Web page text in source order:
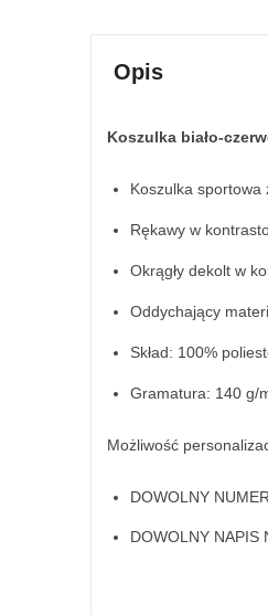
Opis
Koszulka biało-
Koszulka
Rękawy w
Okrągły dekolt w
Oddychający
Skład: 100%
Gramatura: 140 g/
Możliwość
DOWOLNY NUMER
DOWOLNY NAPIS